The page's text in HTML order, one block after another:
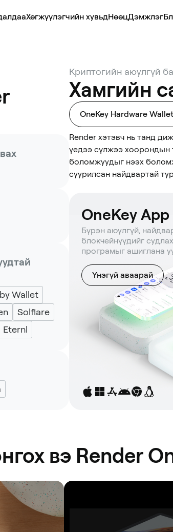
Хөгжүүлэгчийн хувьдНөөцДэмжлэг
Wallet
Solflare
Eternl
Криптогийн аюулгүй
Хамгийн
OneKey Hardware
Render хэтэвч нь танд
үедээ сүлжээ хоорондын
боломжуудыг нээх
суурилсан найдвартай
OneKey App
Бүрэн аюулгүй,
блокчейнүүдийг
програмыг ашиглана
Үнэгүй аваарай
вэ Render